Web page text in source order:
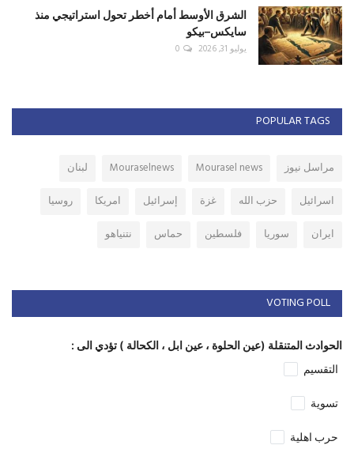
الشرق الأوسط أمام أخطر تحول استراتيجي منذ
سايكس–بيكو
يوليو 31, 2026 0
POPULAR TAGS
مراسل نيوز Mourasel news
Mouraselnews
لبنان
اسرائيل
حزب الله غزة إسرائيل امريكا
روسيا
ايران
سوريا فلسطين حماس نتنياهو
VOTING POLL
الحوادث المتنقلة (عين الحلوة ، عين ابل ، الكحالة ) تؤدي الى :
التقسيم
تسوية
حرب اهلية